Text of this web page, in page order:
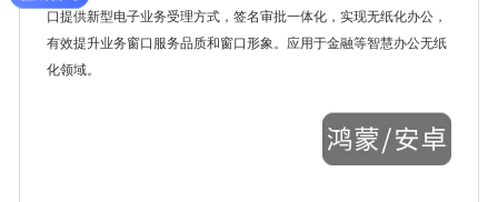
口提供新型电子业务受理方式，签名审批一体化，实现无纸化办公，
有效提升业务窗口服务品质和窗口形象。应用于金融等智慧办公无纸
化领域。